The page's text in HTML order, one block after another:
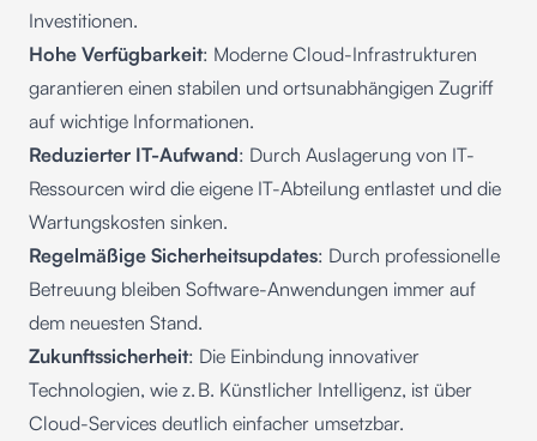
Investitionen.
Hohe Verfügbarkeit: Moderne Cloud-Infrastrukturen
garantieren einen stabilen und ortsunabhängigen Zugriff
auf wichtige Informationen.
Reduzierter IT-Aufwand: Durch Auslagerung von IT-
Ressourcen wird die eigene IT-Abteilung entlastet und die
Wartungskosten sinken.
Regelmäßige Sicherheitsupdates: Durch professionelle
Betreuung bleiben Software-Anwendungen immer auf
dem neuesten Stand.
Zukunftssicherheit: Die Einbindung innovativer
Technologien, wie z. B. Künstlicher Intelligenz, ist über
Cloud-Services deutlich einfacher umsetzbar.